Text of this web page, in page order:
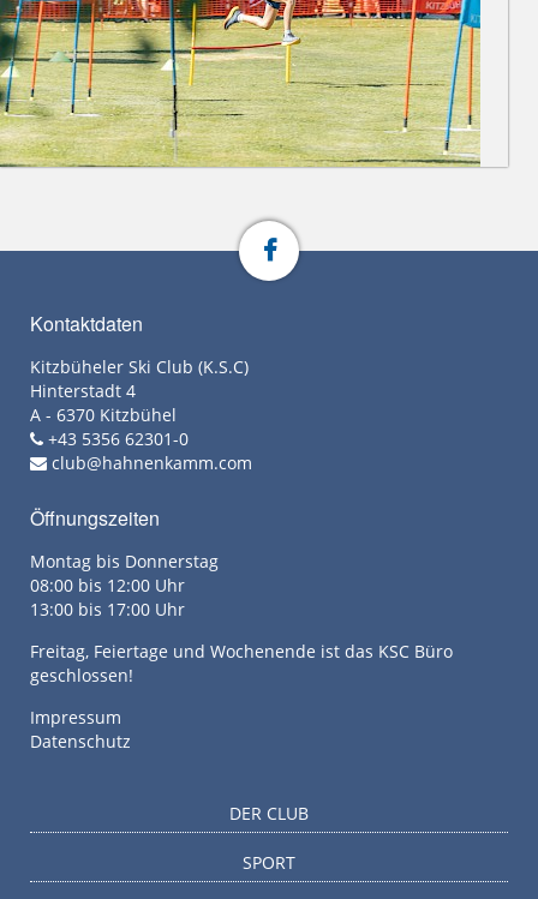
Kontaktdaten
Kitzbüheler Ski Club (K.S.C)
Hinterstadt 4
A - 6370 Kitzbühel
+43 5356 62301-0
club@hahnenkamm.com
Öffnungszeiten
Montag bis Donnerstag
08:00 bis 12:00 Uhr
13:00 bis 17:00 Uhr
Freitag, Feiertage und Wochenende ist das KSC Büro
geschlossen!
Impressum
Datenschutz
DER CLUB
SPORT